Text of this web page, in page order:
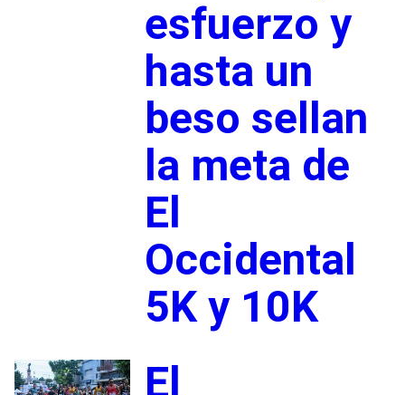
esfuerzo y
hasta un
beso sellan
la meta de
El
Occidental
5K y 10K
El